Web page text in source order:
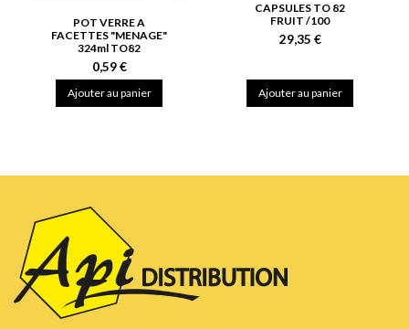
POT VERRE A
FACETTES "MENAGE"
324ml TO82
0,59 €
Ajouter au panier
CAPSULES TO 82
FRUIT /100
29,35 €
Ajouter au panier